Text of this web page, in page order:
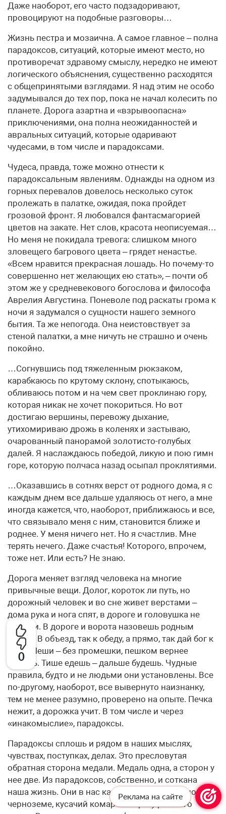
0
Даже наоборот, его часто подзадоривают,
провоцируют на подобные разговоры…
Жизнь пестра и мозаична. А самое главное – полна
парадоксов, ситуаций, которые имеют место, но
противоречат здравому смыслу, нередко не имеют
логического объяснения, существенно расходятся
с общепринятыми взглядами. Я над этим не особо
задумывался до тех пор, пока не начал колесить по
планете. Дорога азартна и «взрывоопасна»
приключениями, она полна неожиданностей и
авральных ситуаций, которые одаривают
чудесами, в том числе и парадоксами.
Чудеса, правда, тоже можно отнести к
парадоксальным явлениям. Однажды на одном из
горных перевалов довелось несколько суток
пролежать в палатке, ожидая, пока пройдет
грозовой фронт. Я любовался фантасмагорией
цветов на закате. Нет слов, красота неописуемая…
Но меня не покидала тревога: слишком много
зловещего багрового цвета – грядет ненастье.
«Всем нравится прекрасная лошадь. Но почему-то
совершенно нет желающих ею стать», – почти об
этом же у средневекового богослова и философа
Аврелия Августина. Поневоле под раскаты грома к
ночи я задумался о сущности нашего земного
бытия. Та же непогода. Она неистовствует за
стеной палатки, а мне ничуть не страшно и очень
покойно.
…Согнувшись под тяжеленным рюкзаком,
карабкаюсь по крутому склону, спотыкаюсь,
обливаюсь потом и на чем свет проклинаю гору,
которая никак не хочет покориться. Но вот
достигаю вершины, перевожу дыхание,
утихомириваю дрожь в коленях и застываю,
очарованный панорамой золотисто-голубых
далей. Я наслаждаюсь победой, ликую и пою гимн
горе, которую полчаса назад осыпал проклятиями.
…Оказавшись в сотнях верст от родного дома, я с
каждым днем все дальше удаляюсь от него, а мне
иногда кажется, что, наоборот, приближаюсь и все,
что связывало меня с ним, становится ближе и
роднее. У меня ничего нет. Но я счастлив. Мне
терять нечего. Даже счастья! Которого, впрочем,
тоже нет. Или есть? Не знаю.
Дорога меняет взгляд человека на многие
привычные вещи. Долог, короток ли путь, но
дорожный человек и во сне живет верстами –
дома рука и нога спят, в дороге и головушка не
дремли. В дороге и ворота назовешь родным
отцом. В объезд, так к обеду, а прямо, так дай бог к
ночи. Пеши – без промешки, пешком вернее
будешь. Тише едешь – дальше будешь. Чудные
правила, будто и не людьми они установлены. Все
по-другому, наоборот, все вывернуто наизнанку,
тем не менее разумно, проверено на опыте. Печка
нежит, а дорожка учит. В том числе и через
«инакомыслие», парадоксы.
Парадоксы сплошь и рядом в наших мыслях,
чувствах, поступках, делах. Это пресловутая
обратная сторона медали. Медаль одна, а сторон у
нее две. Из парадоксов, собственно, и соткана
наша жизнь. Они в нас как червь в благодатном
черноземе, кусачий комар на берегу рыбного
Реклама на сайте